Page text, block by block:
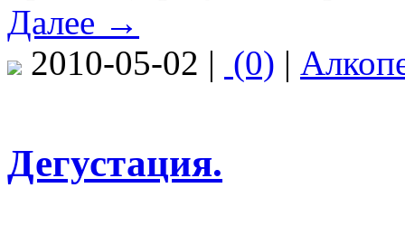
Далее →
2010-05-02 | (0) |
Дегустация.